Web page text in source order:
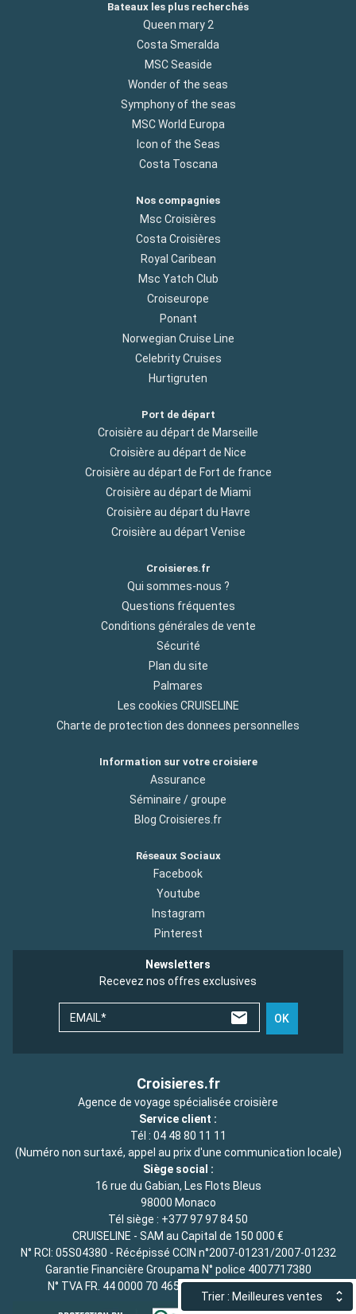
Trier : Meilleures ventes
Bateaux les plus recherchés
Queen mary 2
Costa Smeralda
MSC Seaside
Wonder of the seas
Symphony of the seas
MSC World Europa
Icon of the Seas
Costa Toscana
Nos compagnies
Msc Croisières
Costa Croisières
Royal Caribean
Msc Yatch Club
Croiseurope
Ponant
Norwegian Cruise Line
Celebrity Cruises
Hurtigruten
Port de départ
Croisière au départ de Marseille
Croisière au départ de Nice
Croisière au départ de Fort de france
Croisière au départ de Miami
Croisière au départ du Havre
Croisière au départ Venise
Croisieres.fr
Qui sommes-nous ?
Questions fréquentes
Conditions générales de vente
Sécurité
Plan du site
Palmares
Les cookies CRUISELINE
Charte de protection des donnees personnelles
Information sur votre croisiere
Assurance
Séminaire / groupe
Blog Croisieres.fr
Réseaux Sociaux
Facebook
Youtube
Instagram
Pinterest
Newsletters
Recevez nos offres exclusives
EMAIL* OK
Croisieres.fr
Agence de voyage spécialisée croisière
Service client :
Tél : 04 48 80 11 11
(Numéro non surtaxé, appel au prix d'une communication locale)
Siège social :
16 rue du Gabian, Les Flots Bleus
98000 Monaco
Tél siège : +377 97 97 84 50
CRUISELINE - SAM au Capital de 150 000 €
N° RCI: 05S04380 - Récépissé CCIN n°2007-01231/2007-01232
Garantie Financière Groupama N° police 4007717380
N° TVA FR. 44 0000 70 465 - RC RSA de 10 000 000 €